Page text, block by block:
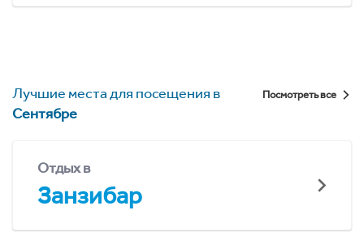
Лучшие места для посещения в
Сентябре
Посмотреть все
Отдых в
Занзибар